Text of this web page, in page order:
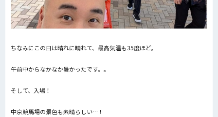
ちなみにこの日は晴れに晴れて、最高気温も35度ほど。
午前中からなかなか暑かったです。。
そして、入場！
中京競馬場の景色も素晴らしい…！